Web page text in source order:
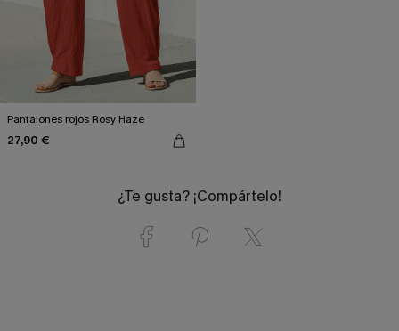
Pantalones rojos Rosy Haze
27,90 €
¿Te gusta? ¡Compártelo!